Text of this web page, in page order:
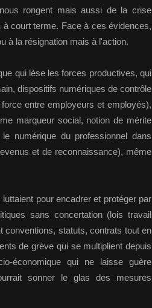
rongent mais aussi de la crise
court terme. Face à ces évidences,
à la résignation mais à l'action.
qui lèse les forces productives, qui
dispositifs numériques de contrôle
entre employeurs et employés),
marqueur social, notion de mérite
numérique du professionnel dans
et de reconnaissance), même
pour encadrer et protéger par
sans concertation (lois travail
conventions, statuts, contrats tout en
de grève qui se multiplient depuis
économique qui ne laisse guère
sonner le glas des mesures